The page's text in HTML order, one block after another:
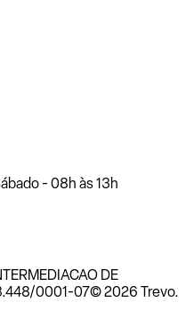
- 08h às 13h
DE
0001-07© 2026 Trevo.